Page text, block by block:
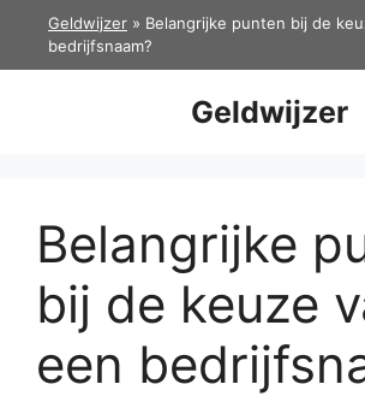
de
Geldwijzer » Belangrijke punten bij de
bedrijfsnaam?
Geldwijzer
Belangrijke
bij de keuze
een